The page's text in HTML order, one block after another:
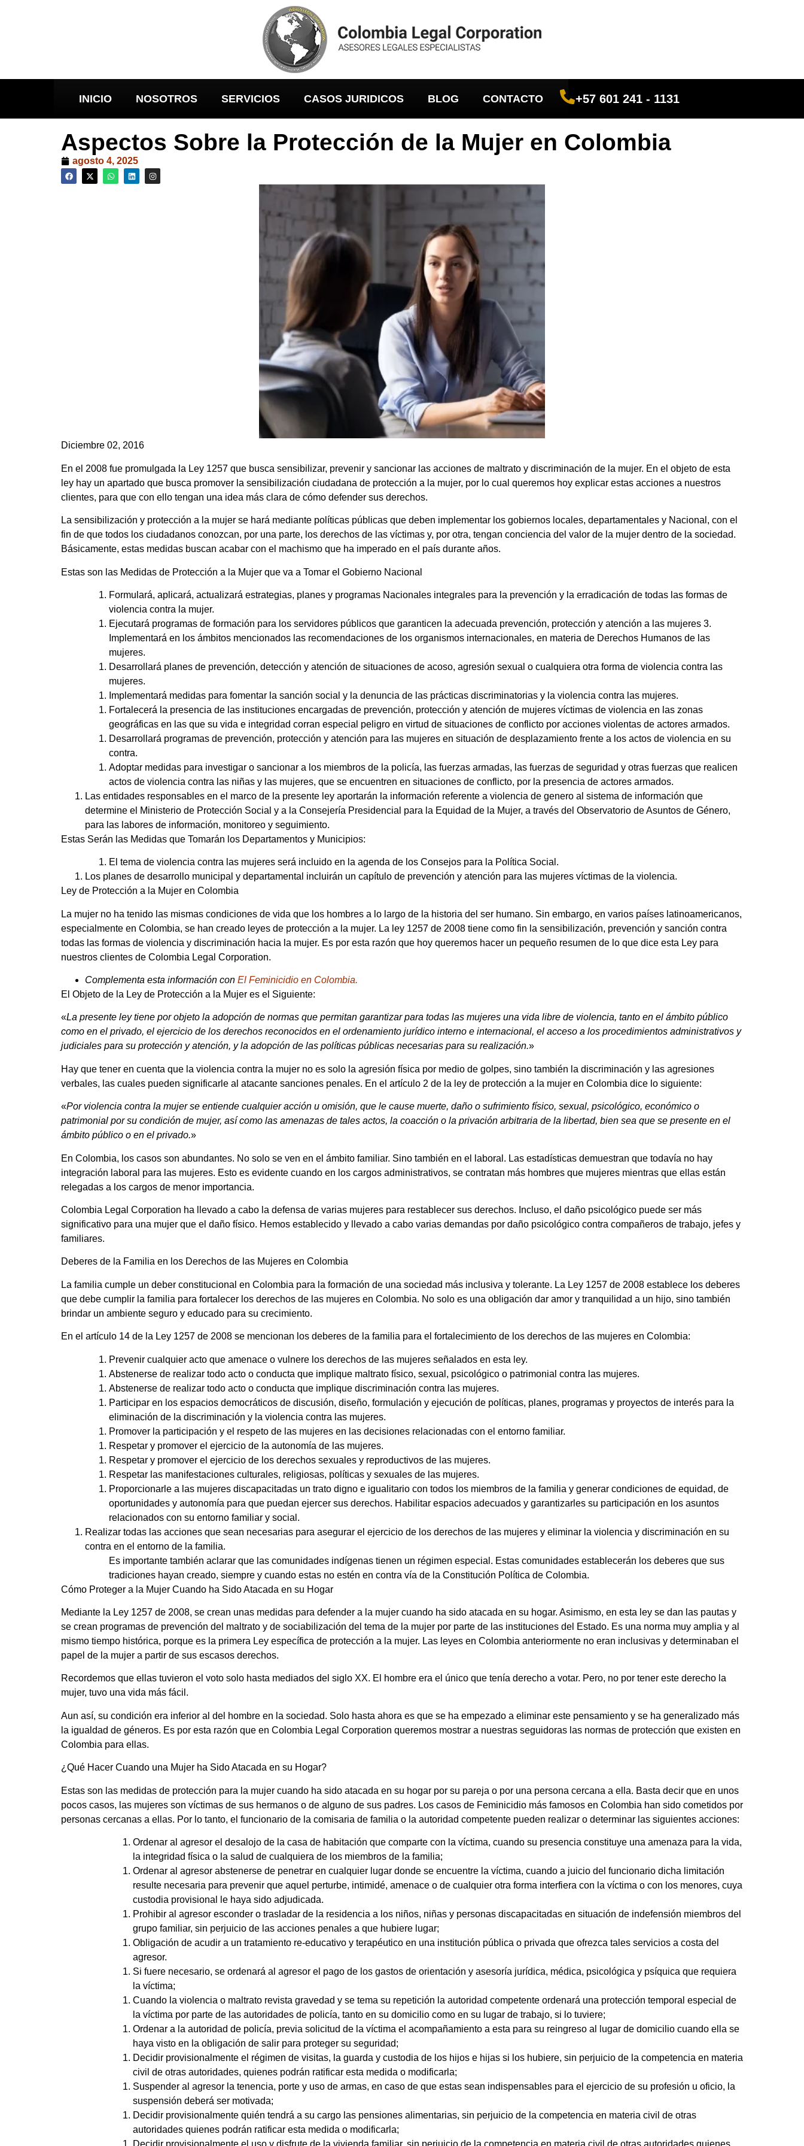
INICIO NOSOTROS SERVICIOS CASOS JURIDICOS BLOG CONTACTO +57 601 241 - 1131
Aspectos Sobre la Protección de la Mujer en Colombia
agosto 4, 2025
Diciembre 02, 2016
En el 2008 fue promulgada la Ley 1257 que busca sensibilizar, prevenir y sancionar las acciones de maltrato y discriminación de la mujer. En el objeto de esta
ley hay un apartado que busca promover la sensibilización ciudadana de protección a la mujer, por lo cual queremos hoy explicar estas acciones a nuestros
clientes, para que con ello tengan una idea más clara de cómo defender sus derechos.
La sensibilización y protección a la mujer se hará mediante políticas públicas que deben implementar los gobiernos locales, departamentales y Nacional, con el
fin de que todos los ciudadanos conozcan, por una parte, los derechos de las víctimas y, por otra, tengan conciencia del valor de la mujer dentro de la sociedad.
Básicamente, estas medidas buscan acabar con el machismo que ha imperado en el país durante años.
Estas son las Medidas de Protección a la Mujer que va a Tomar el Gobierno Nacional
Formulará, aplicará, actualizará estrategias, planes y programas Nacionales integrales para la prevención y la erradicación de todas las formas de
violencia contra la mujer.
Ejecutará programas de formación para los servidores públicos que garanticen la adecuada prevención, protección y atención a las mujeres 3.
Implementará en los ámbitos mencionados las recomendaciones de los organismos internacionales, en materia de Derechos Humanos de las
mujeres.
Desarrollará planes de prevención, detección y atención de situaciones de acoso, agresión sexual o cualquiera otra forma de violencia contra las
mujeres.
Implementará medidas para fomentar la sanción social y la denuncia de las prácticas discriminatorias y la violencia contra las mujeres.
Fortalecerá la presencia de las instituciones encargadas de prevención, protección y atención de mujeres víctimas de violencia en las zonas
geográficas en las que su vida e integridad corran especial peligro en virtud de situaciones de conflicto por acciones violentas de actores armados.
Desarrollará programas de prevención, protección y atención para las mujeres en situación de desplazamiento frente a los actos de violencia en su
contra.
Adoptar medidas para investigar o sancionar a los miembros de la policía, las fuerzas armadas, las fuerzas de seguridad y otras fuerzas que realicen
actos de violencia contra las niñas y las mujeres, que se encuentren en situaciones de conflicto, por la presencia de actores armados.
Las entidades responsables en el marco de la presente ley aportarán la información referente a violencia de genero al sistema de información que
determine el Ministerio de Protección Social y a la Consejería Presidencial para la Equidad de la Mujer, a través del Observatorio de Asuntos de Género,
para las labores de información, monitoreo y seguimiento.
Estas Serán las Medidas que Tomarán los Departamentos y Municipios:
El tema de violencia contra las mujeres será incluido en la agenda de los Consejos para la Política Social.
Los planes de desarrollo municipal y departamental incluirán un capítulo de prevención y atención para las mujeres víctimas de la violencia.
Ley de Protección a la Mujer en Colombia
La mujer no ha tenido las mismas condiciones de vida que los hombres a lo largo de la historia del ser humano. Sin embargo, en varios países latinoamericanos,
especialmente en Colombia, se han creado leyes de protección a la mujer. La ley 1257 de 2008 tiene como fin la sensibilización, prevención y sanción contra
todas las formas de violencia y discriminación hacia la mujer. Es por esta razón que hoy queremos hacer un pequeño resumen de lo que dice esta Ley para
nuestros clientes de Colombia Legal Corporation.
Complementa esta información con El Feminicidio en Colombia.
El Objeto de la Ley de Protección a la Mujer es el Siguiente:
«La presente ley tiene por objeto la adopción de normas que permitan garantizar para todas las mujeres una vida libre de violencia, tanto en el ámbito público
como en el privado, el ejercicio de los derechos reconocidos en el ordenamiento jurídico interno e internacional, el acceso a los procedimientos administrativos y
judiciales para su protección y atención, y la adopción de las políticas públicas necesarias para su realización.»
Hay que tener en cuenta que la violencia contra la mujer no es solo la agresión física por medio de golpes, sino también la discriminación y las agresiones
verbales, las cuales pueden significarle al atacante sanciones penales. En el artículo 2 de la ley de protección a la mujer en Colombia dice lo siguiente:
«Por violencia contra la mujer se entiende cualquier acción u omisión, que le cause muerte, daño o sufrimiento físico, sexual, psicológico, económico o
patrimonial por su condición de mujer, así como las amenazas de tales actos, la coacción o la privación arbitraria de la libertad, bien sea que se presente en el
ámbito público o en el privado.»
En Colombia, los casos son abundantes. No solo se ven en el ámbito familiar. Sino también en el laboral. Las estadísticas demuestran que todavía no hay
integración laboral para las mujeres. Esto es evidente cuando en los cargos administrativos, se contratan más hombres que mujeres mientras que ellas están
relegadas a los cargos de menor importancia.
Colombia Legal Corporation ha llevado a cabo la defensa de varias mujeres para restablecer sus derechos. Incluso, el daño psicológico puede ser más
significativo para una mujer que el daño físico. Hemos establecido y llevado a cabo varias demandas por daño psicológico contra compañeros de trabajo, jefes y
familiares.
Deberes de la Familia en los Derechos de las Mujeres en Colombia
La familia cumple un deber constitucional en Colombia para la formación de una sociedad más inclusiva y tolerante. La Ley 1257 de 2008 establece los deberes
que debe cumplir la familia para fortalecer los derechos de las mujeres en Colombia. No solo es una obligación dar amor y tranquilidad a un hijo, sino también
brindar un ambiente seguro y educado para su crecimiento.
En el artículo 14 de la Ley 1257 de 2008 se mencionan los deberes de la familia para el fortalecimiento de los derechos de las mujeres en Colombia:
Prevenir cualquier acto que amenace o vulnere los derechos de las mujeres señalados en esta ley.
Abstenerse de realizar todo acto o conducta que implique maltrato físico, sexual, psicológico o patrimonial contra las mujeres.
Abstenerse de realizar todo acto o conducta que implique discriminación contra las mujeres.
Participar en los espacios democráticos de discusión, diseño, formulación y ejecución de políticas, planes, programas y proyectos de interés para la
eliminación de la discriminación y la violencia contra las mujeres.
Promover la participación y el respeto de las mujeres en las decisiones relacionadas con el entorno familiar.
Respetar y promover el ejercicio de la autonomía de las mujeres.
Respetar y promover el ejercicio de los derechos sexuales y reproductivos de las mujeres.
Respetar las manifestaciones culturales, religiosas, políticas y sexuales de las mujeres.
Proporcionarle a las mujeres discapacitadas un trato digno e igualitario con todos los miembros de la familia y generar condiciones de equidad, de
oportunidades y autonomía para que puedan ejercer sus derechos. Habilitar espacios adecuados y garantizarles su participación en los asuntos
relacionados con su entorno familiar y social.
Realizar todas las acciones que sean necesarias para asegurar el ejercicio de los derechos de las mujeres y eliminar la violencia y discriminación en su
contra en el entorno de la familia.
Es importante también aclarar que las comunidades indígenas tienen un régimen especial. Estas comunidades establecerán los deberes que sus
tradiciones hayan creado, siempre y cuando estas no estén en contra vía de la Constitución Política de Colombia.
Cómo Proteger a la Mujer Cuando ha Sido Atacada en su Hogar
Mediante la Ley 1257 de 2008, se crean unas medidas para defender a la mujer cuando ha sido atacada en su hogar. Asimismo, en esta ley se dan las pautas y
se crean programas de prevención del maltrato y de sociabilización del tema de la mujer por parte de las instituciones del Estado. Es una norma muy amplia y al
mismo tiempo histórica, porque es la primera Ley específica de protección a la mujer. Las leyes en Colombia anteriormente no eran inclusivas y determinaban el
papel de la mujer a partir de sus escasos derechos.
Recordemos que ellas tuvieron el voto solo hasta mediados del siglo XX. El hombre era el único que tenía derecho a votar. Pero, no por tener este derecho la
mujer, tuvo una vida más fácil.
Aun así, su condición era inferior al del hombre en la sociedad. Solo hasta ahora es que se ha empezado a eliminar este pensamiento y se ha generalizado más
la igualdad de géneros. Es por esta razón que en Colombia Legal Corporation queremos mostrar a nuestras seguidoras las normas de protección que existen en
Colombia para ellas.
¿Qué Hacer Cuando una Mujer ha Sido Atacada en su Hogar?
Estas son las medidas de protección para la mujer cuando ha sido atacada en su hogar por su pareja o por una persona cercana a ella. Basta decir que en unos
pocos casos, las mujeres son víctimas de sus hermanos o de alguno de sus padres. Los casos de Feminicidio más famosos en Colombia han sido cometidos por
personas cercanas a ellas. Por lo tanto, el funcionario de la comisaria de familia o la autoridad competente pueden realizar o determinar las siguientes acciones:
Ordenar al agresor el desalojo de la casa de habitación que comparte con la víctima, cuando su presencia constituye una amenaza para la vida,
la integridad física o la salud de cualquiera de los miembros de la familia;
Ordenar al agresor abstenerse de penetrar en cualquier lugar donde se encuentre la víctima, cuando a juicio del funcionario dicha limitación
resulte necesaria para prevenir que aquel perturbe, intimidé, amenace o de cualquier otra forma interfiera con la víctima o con los menores, cuya
custodia provisional le haya sido adjudicada.
Prohibir al agresor esconder o trasladar de la residencia a los niños, niñas y personas discapacitadas en situación de indefensión miembros del
grupo familiar, sin perjuicio de las acciones penales a que hubiere lugar;
Obligación de acudir a un tratamiento re-educativo y terapéutico en una institución pública o privada que ofrezca tales servicios a costa del
agresor.
Si fuere necesario, se ordenará al agresor el pago de los gastos de orientación y asesoría jurídica, médica, psicológica y psíquica que requiera
la víctima;
Cuando la violencia o maltrato revista gravedad y se tema su repetición la autoridad competente ordenará una protección temporal especial de
la víctima por parte de las autoridades de policía, tanto en su domicilio como en su lugar de trabajo, si lo tuviere;
Ordenar a la autoridad de policía, previa solicitud de la víctima el acompañamiento a esta para su reingreso al lugar de domicilio cuando ella se
haya visto en la obligación de salir para proteger su seguridad;
Decidir provisionalmente el régimen de visitas, la guarda y custodia de los hijos e hijas si los hubiere, sin perjuicio de la competencia en materia
civil de otras autoridades, quienes podrán ratificar esta medida o modificarla;
Suspender al agresor la tenencia, porte y uso de armas, en caso de que estas sean indispensables para el ejercicio de su profesión u oficio, la
suspensión deberá ser motivada;
Decidir provisionalmente quién tendrá a su cargo las pensiones alimentarias, sin perjuicio de la competencia en materia civil de otras
autoridades quienes podrán ratificar esta medida o modificarla;
Decidir provisionalmente el uso y disfrute de la vivienda familiar, sin perjuicio de la competencia en materia civil de otras autoridades quienes